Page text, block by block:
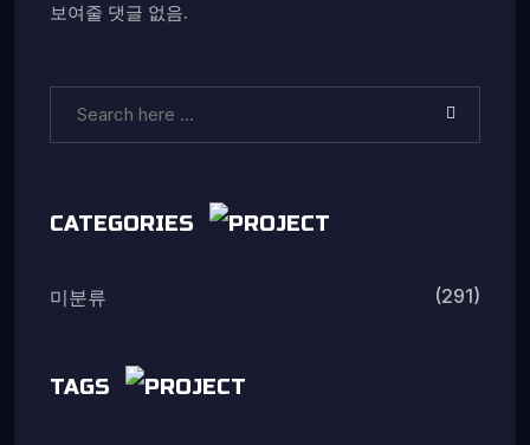
보여줄 댓글 없음.
CATEGORIES
미분류 (291)
TAGS